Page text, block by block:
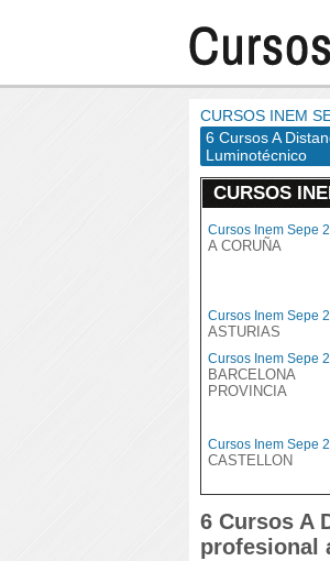
CURSOS INEM
6 Cursos A
Luminotécnico
CURSOS
Cursos Inem Sepe
A CORUÑA
Cursos Inem Sepe
ASTURIAS
Cursos Inem Sepe
BARCELONA
PROVINCIA
Cursos Inem Sepe
CASTELLON
6 Cursos A
profesional